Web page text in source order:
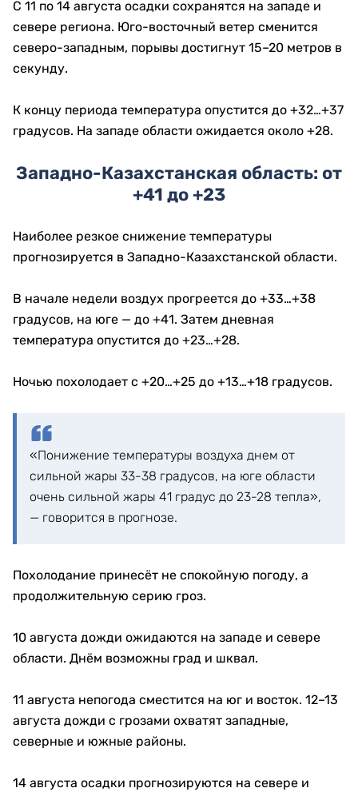
С 11 по 14 августа осадки сохранятся на западе и
севере региона. Юго-восточный ветер сменится
северо-западным, порывы достигнут 15–20 метров в
секунду.
К концу периода температура опустится до +32…+37
градусов. На западе области ожидается около +28.
Западно-Казахстанская область: от
+41 до +23
Наиболее резкое снижение температуры
прогнозируется в Западно-Казахстанской области.
В начале недели воздух прогреется до +33…+38
градусов, на юге — до +41. Затем дневная
температура опустится до +23…+28.
Ночью похолодает с +20…+25 до +13…+18 градусов.
«Понижение температуры воздуха днем от
сильной жары 33-38 градусов, на юге области
очень сильной жары 41 градус до 23-28 тепла»,
— говорится в прогнозе.
Похолодание принесёт не спокойную погоду, а
продолжительную серию гроз.
10 августа дожди ожидаются на западе и севере
области. Днём возможны град и шквал.
11 августа непогода сместится на юг и восток. 12–13
августа дожди с грозами охватят западные,
северные и южные районы.
14 августа осадки прогнозируются на севере и